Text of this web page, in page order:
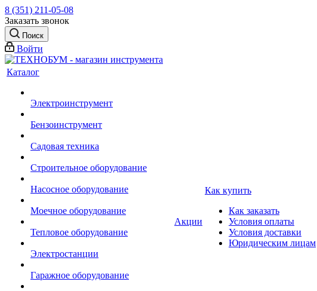
8 (351) 211-05-08
Заказать звонок
Поиск
Войти
Каталог
Электроинструмент
Бензоинструмент
Садовая техника
Строительное оборудование
Насосное оборудование
Моечное оборудование
Тепловое оборудование
Электростанции
Гаражное оборудование
Акции
Как купить
Как заказать
Условия оплаты
Условия доставки
Юридическим лицам